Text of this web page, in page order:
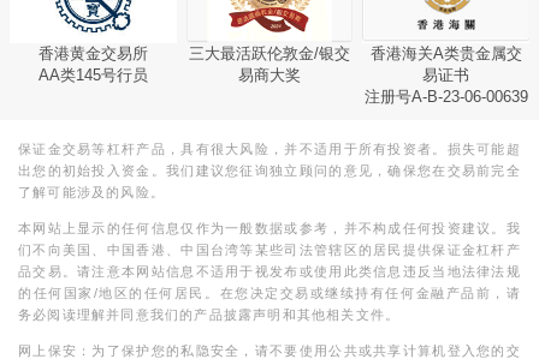
香港黄金交易所
AA类145号行员
三大最活跃伦敦金/银交
易商大奖
香港海关A类贵金属交
易证书
注册号A-B-23-06-00639
保证金交易等杠杆产品，具有很大风险，并不适用于所有投资者。损失可能超
出您的初始投入资金。我们建议您征询独立顾问的意见，确保您在交易前完全
了解可能涉及的风险。
本网站上显示的任何信息仅作为一般数据或参考，并不构成任何投资建议。我
们不向美国、中国香港、中国台湾等某些司法管辖区的居民提供保证金杠杆产
品交易。请注意本网站信息不适用于视发布或使用此类信息违反当地法律法规
的任何国家/地区的任何居民。在您决定交易或继续持有任何金融产品前，请
务必阅读理解并同意我们的产品披露声明和其他相关文件。
网上保安：为了保护您的私隐安全，请不要使用公共或共享计算机登入您的交